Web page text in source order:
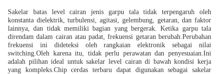
Sakelar batas level cairan jenis garpu tala tidak terpengaruh oleh
konstanta dielektrik, turbulensi, agitasi, gelembung, getaran, dan faktor
lainnya, dan tidak memiliki bagian yang bergerak. Ketika garpu tala
direndam dalam cairan atau padat, frekuensi getaran berubah.Perubahan
frekuensi ini dideteksi oleh rangkaian elektronik sebagai nilai
switching.Oleh karena itu, tidak perlu perawatan dan penyesuaian.Ini
adalah pilihan ideal untuk sakelar level cairan di bawah kondisi kerja
yang kompleks.Chip cerdas terbaru dapat digunakan sebagai sakelar